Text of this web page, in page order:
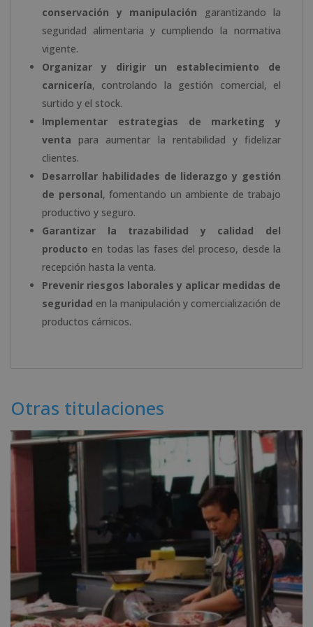
conservación y manipulación garantizando la
seguridad alimentaria y cumpliendo la normativa
vigente.
Organizar y dirigir un establecimiento de
carnicería, controlando la gestión comercial, el
surtido y el stock.
Implementar estrategias de marketing y
venta para aumentar la rentabilidad y fidelizar
clientes.
Desarrollar habilidades de liderazgo y gestión
de personal, fomentando un ambiente de trabajo
productivo y seguro.
Garantizar la trazabilidad y calidad del
producto en todas las fases del proceso, desde la
recepción hasta la venta.
Prevenir riesgos laborales y aplicar medidas de
seguridad en la manipulación y comercialización de
productos cárnicos.
Otras titulaciones